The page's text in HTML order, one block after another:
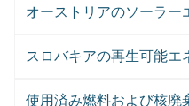
オーストリアのソーラー
スロバキアの再生可能エ
使用済み燃料および核廃